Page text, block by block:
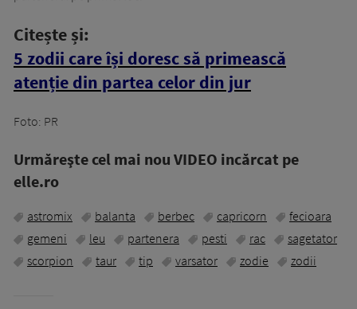
Citește și:
5 zodii care își doresc să primească
atenție din partea celor din jur
Foto: PR
Urmăreşte cel mai nou VIDEO incărcat pe
elle.ro
astromix balanta berbec capricorn
fecioara
gemeni
leu partenera pesti rac
sagetator
scorpion
taur tip varsator zodie zodii